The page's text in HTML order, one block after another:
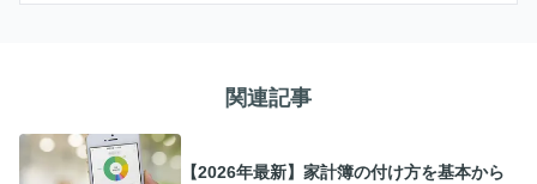
関連記事
【2026年最新】家計簿の付け方を基本から